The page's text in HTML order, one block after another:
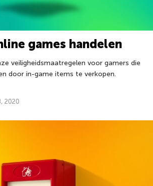
games handelen
veiligheidsmaatregelen voor gamers die
door in-game items te verkopen.
2020